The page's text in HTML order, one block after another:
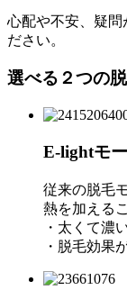
心配や不安、疑問
ださい。
選べる２つの
E-lightモ
従来の脱毛
熱を加える
・太くて濃
・脱毛効果